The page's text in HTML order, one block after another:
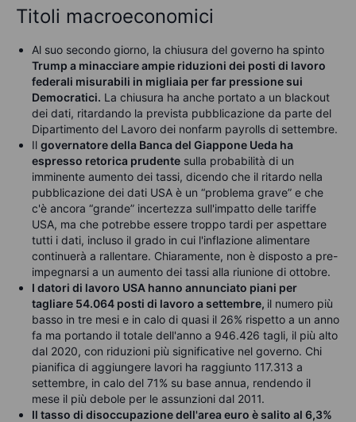
Titoli macroeconomici
Al suo secondo giorno, la chiusura del governo ha spinto
Trump a minacciare ampie riduzioni dei posti di lavoro
federali misurabili in migliaia per far pressione sui
Democratici. La chiusura ha anche portato a un blackout
dei dati, ritardando la prevista pubblicazione da parte del
Dipartimento del Lavoro dei nonfarm payrolls di settembre.
Il governatore della Banca del Giappone Ueda ha
espresso retorica prudente sulla probabilità di un
imminente aumento dei tassi, dicendo che il ritardo nella
pubblicazione dei dati USA è un “problema grave” e che
c'è ancora “grande” incertezza sull'impatto delle tariffe
USA, ma che potrebbe essere troppo tardi per aspettare
tutti i dati, incluso il grado in cui l'inflazione alimentare
continuerà a rallentare. Chiaramente, non è disposto a pre-
impegnarsi a un aumento dei tassi alla riunione di ottobre.
I datori di lavoro USA hanno annunciato piani per
tagliare 54.064 posti di lavoro a settembre, il numero più
basso in tre mesi e in calo di quasi il 26% rispetto a un anno
fa ma portando il totale dell'anno a 946.426 tagli, il più alto
dal 2020, con riduzioni più significative nel governo. Chi
pianifica di aggiungere lavori ha raggiunto 117.313 a
settembre, in calo del 71% su base annua, rendendo il
mese il più debole per le assunzioni dal 2011.
Il tasso di disoccupazione dell'area euro è salito al 6,3%